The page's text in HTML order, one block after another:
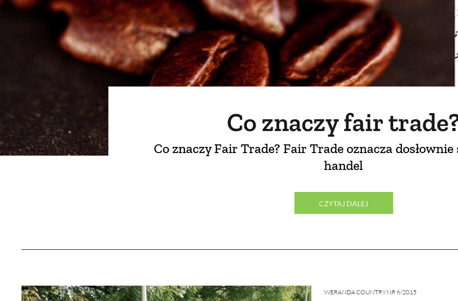
Co znaczy fair
Co znaczy Fair Trade? Fair Trade oznacza
handel
CZYTAJ DALEJ
WERANDA COUNTRY NR 6/2015